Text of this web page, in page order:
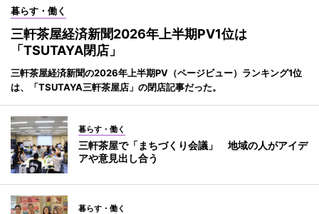
暮らす・働く
三軒茶屋経済新聞2026年上半期PV1位は
「TSUTAYA閉店」
三軒茶屋経済新聞の2026年上半期PV（ページビュー）ランキング1位
は、「TSUTAYA三軒茶屋店」の閉店記事だった。
暮らす・働く
三軒茶屋で「まちづくり会議」 地域の人がアイデ
アや意見出し合う
暮らす・働く